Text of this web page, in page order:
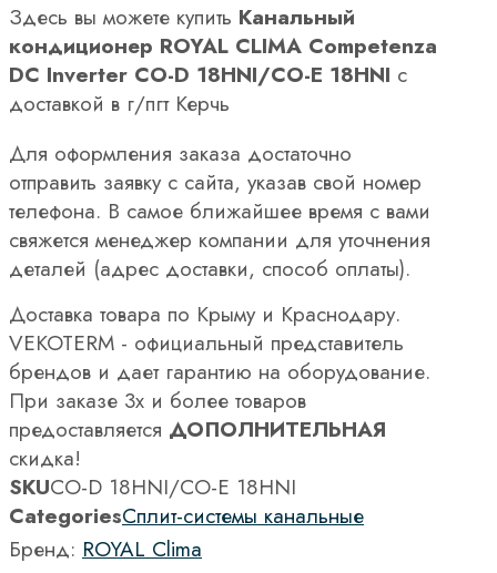
Здесь вы можете купить Канальный
кондиционер ROYAL CLIMA Competenza
DC Inverter CO-D 18HNI/CO-E 18HNI с
доставкой в г/пгт Керчь
Для оформления заказа достаточно
отправить заявку с сайта, указав свой номер
телефона. В самое ближайшее время с вами
свяжется менеджер компании для уточнения
деталей (адрес доставки, способ оплаты).
Доставка товара по Крыму и Краснодару.
VEKOTERM - официальный представитель
брендов и дает гарантию на оборудование.
При заказе 3х и более товаров
предоставляется ДОПОЛНИТЕЛЬНАЯ
скидка!
SKUCO-D 18HNI/CO-E 18HNI
CategoriesСплит-системы канальные
Бренд: ROYAL Clima